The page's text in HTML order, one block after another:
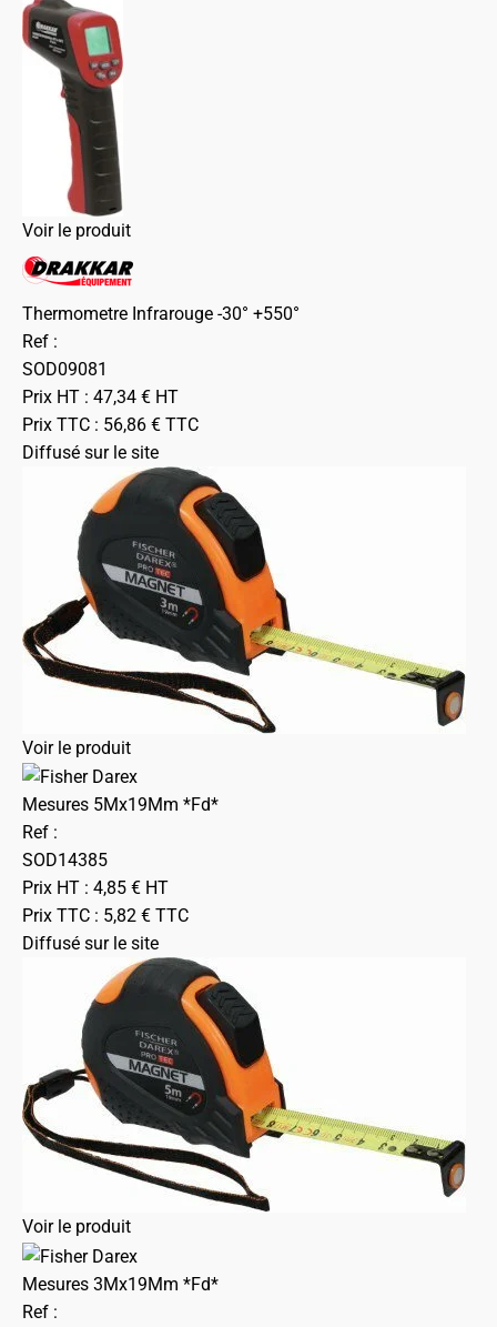
Voir le produit
Thermometre Infrarouge -30° +550°
Ref :
SOD09081
Prix HT : 47,34 € HT
Prix TTC : 56,86 € TTC
Diffusé sur le site
Voir le produit
Mesures 5Mx19Mm *Fd*
Ref :
SOD14385
Prix HT : 4,85 € HT
Prix TTC : 5,82 € TTC
Diffusé sur le site
Voir le produit
Mesures 3Mx19Mm *Fd*
Ref :